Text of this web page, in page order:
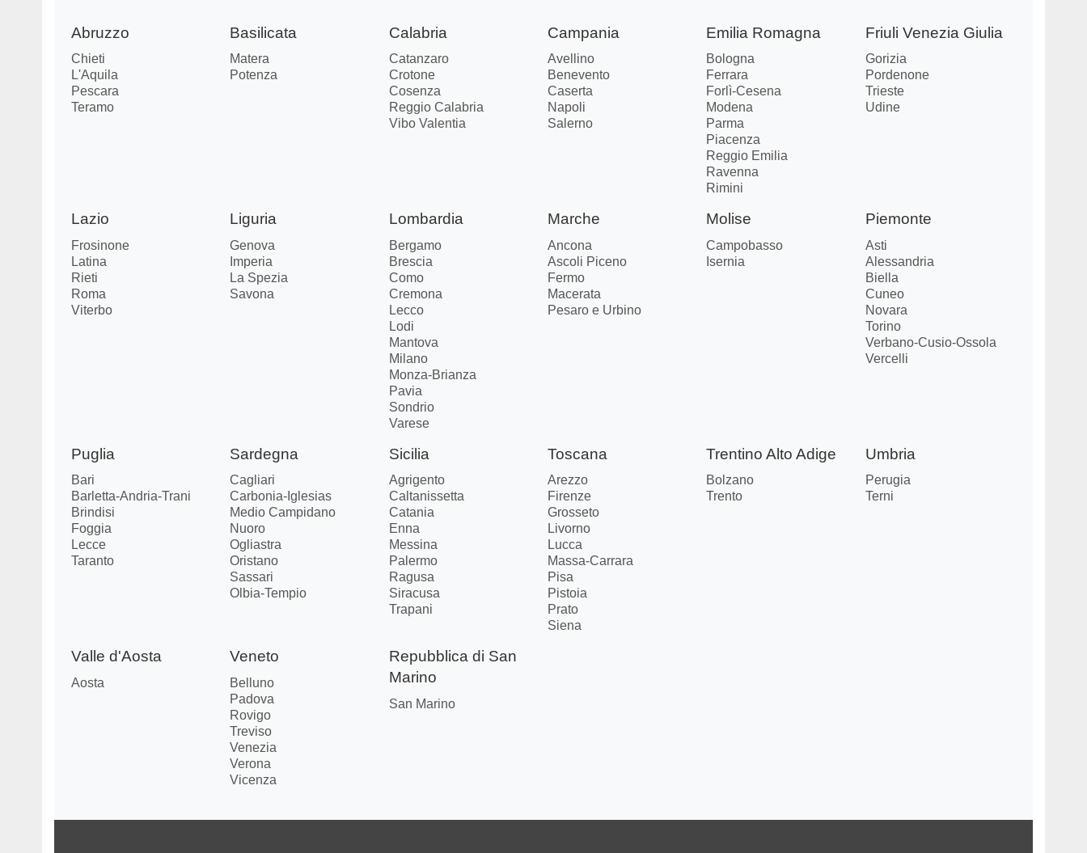
Abruzzo
Chieti
L'Aquila
Pescara
Teramo
Basilicata
Matera
Potenza
Calabria
Catanzaro
Crotone
Cosenza
Reggio Calabria
Vibo Valentia
Campania
Avellino
Benevento
Caserta
Napoli
Salerno
Emilia Romagna
Bologna
Ferrara
Forlì-Cesena
Modena
Parma
Piacenza
Reggio Emilia
Ravenna
Rimini
Friuli Venezia Giulia
Gorizia
Pordenone
Trieste
Udine
Lazio
Frosinone
Latina
Rieti
Roma
Viterbo
Liguria
Genova
Imperia
La Spezia
Savona
Lombardia
Bergamo
Brescia
Como
Cremona
Lecco
Lodi
Mantova
Milano
Monza-Brianza
Pavia
Sondrio
Varese
Marche
Ancona
Ascoli Piceno
Fermo
Macerata
Pesaro e Urbino
Molise
Campobasso
Isernia
Piemonte
Asti
Alessandria
Biella
Cuneo
Novara
Torino
Verbano-Cusio-Ossola
Vercelli
Puglia
Bari
Barletta-Andria-Trani
Brindisi
Foggia
Lecce
Taranto
Sardegna
Cagliari
Carbonia-Iglesias
Medio Campidano
Nuoro
Ogliastra
Oristano
Sassari
Olbia-Tempio
Sicilia
Agrigento
Caltanissetta
Catania
Enna
Messina
Palermo
Ragusa
Siracusa
Trapani
Toscana
Arezzo
Firenze
Grosseto
Livorno
Lucca
Massa-Carrara
Pisa
Pistoia
Prato
Siena
Trentino Alto Adige
Bolzano
Trento
Umbria
Perugia
Terni
Valle d'Aosta
Aosta
Veneto
Belluno
Padova
Rovigo
Treviso
Venezia
Verona
Vicenza
Repubblica di San
Marino
San Marino